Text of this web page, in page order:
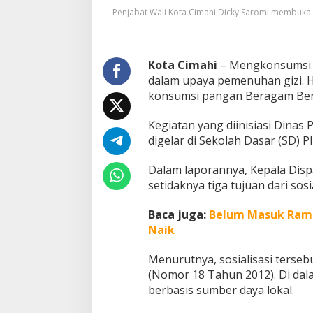
s
i
n
n
y
a
o
n
u
R
a
g
Penjabat Wali Kota Cimahi Dicky Saromi
Kota Cimahi –
dalam upaya pemenuhan gizi.
konsumsi pangan Beragam
Kegiatan yang diinisiasi Dinas
digelar di Sekolah Dasar (SD)
Dalam laporannya, Kepala
setidaknya tiga tujuan dari
Baca juga: Belum Masuk
Naik
Menurutnya, sosialisasi
(Nomor 18 Tahun 2012). Di
berbasis sumber daya lokal.